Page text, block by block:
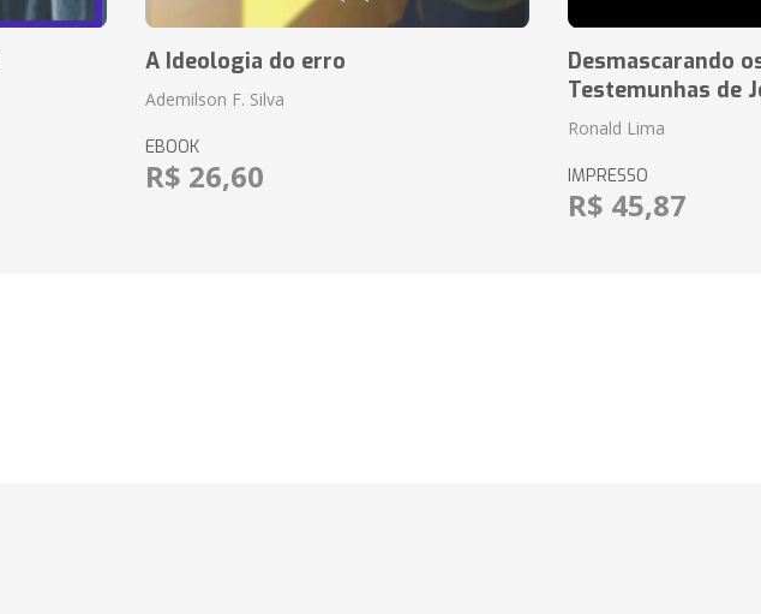
A Ideologia do erro
Ademilson F. Silva
EBOOK
R$ 26,60
Desmascarando
Testemunhas de
Ronald Lima
IMPRESSO
R$ 45,87